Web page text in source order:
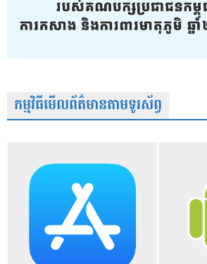
កម្មវិធីមើលព័ត៌មានតាមទូរស័ព្វ